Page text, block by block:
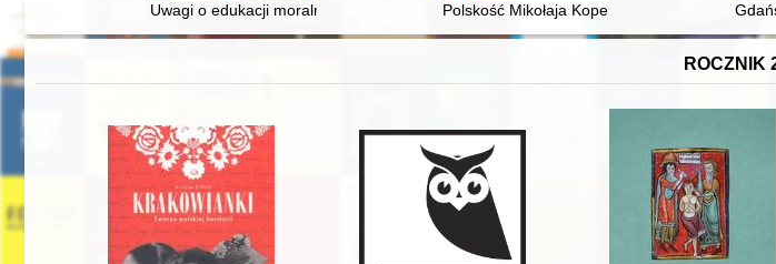
Uwagi o edukacji moralnej synów szlacheckich w XVI-wiecznej Rzeczypospolitej
Polskość Mikołaja Kopernika z rodu Ślązaka
ROCZNIK